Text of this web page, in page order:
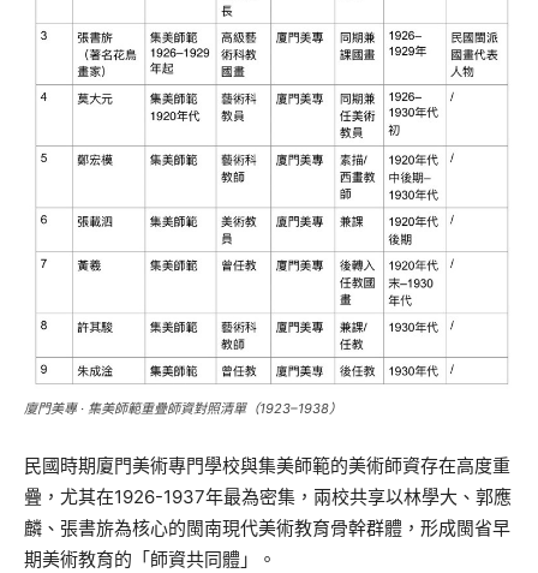
廈門美專 · 集美師範重疊師資對照清單（1923–1938）
民國時期廈門美術專門學校與集美師範的美術師資存在高度重
疊，尤其在1926-1937年最為密集，兩校共享以林學大、郭應
麟、張書旂為核心的閩南現代美術教育骨幹群體，形成閩省早
期美術教育的「師資共同體」。